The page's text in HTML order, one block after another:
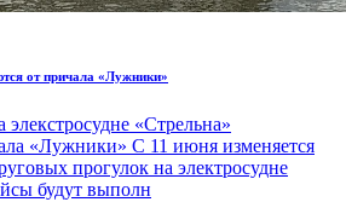
от причала «Лужники»
«Стрельна»
«Лужники» С 11 июня изменяется
прогулок на электросудне
будут выполн